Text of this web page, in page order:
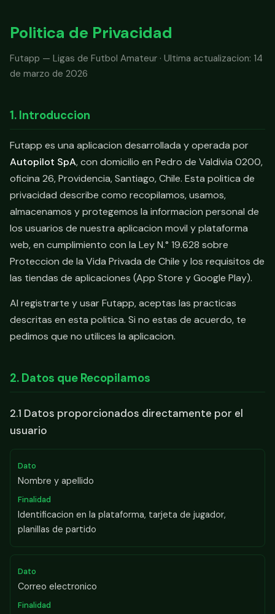
Politica de Privacidad
Futapp — Ligas de Futbol Amateur · Ultima actualizacion: 14
de marzo de 2026
1. Introduccion
Futapp es una aplicacion desarrollada y operada por
Autopilot SpA, con domicilio en Pedro de Valdivia 0200,
oficina 26, Providencia, Santiago, Chile. Esta politica de
privacidad describe como recopilamos, usamos,
almacenamos y protegemos la informacion personal de
los usuarios de nuestra aplicacion movil y plataforma
web, en cumplimiento con la Ley N.° 19.628 sobre
Proteccion de la Vida Privada de Chile y los requisitos de
las tiendas de aplicaciones (App Store y Google Play).
Al registrarte y usar Futapp, aceptas las practicas
descritas en esta politica. Si no estas de acuerdo, te
pedimos que no utilices la aplicacion.
2. Datos que Recopilamos
2.1 Datos proporcionados directamente por el
usuario
Nombre y apellido
Identificacion en la plataforma, tarjeta de jugador,
planillas de partido
Correo electronico